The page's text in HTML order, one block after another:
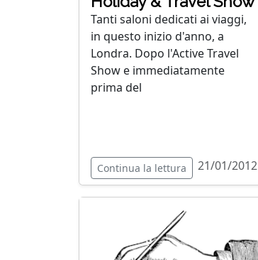
Tanti saloni dedicati ai viaggi,
in questo inizio d'anno, a
Londra. Dopo l'Active Travel
Show e immediatamente
prima del
Continua la lettura 21/01/2012